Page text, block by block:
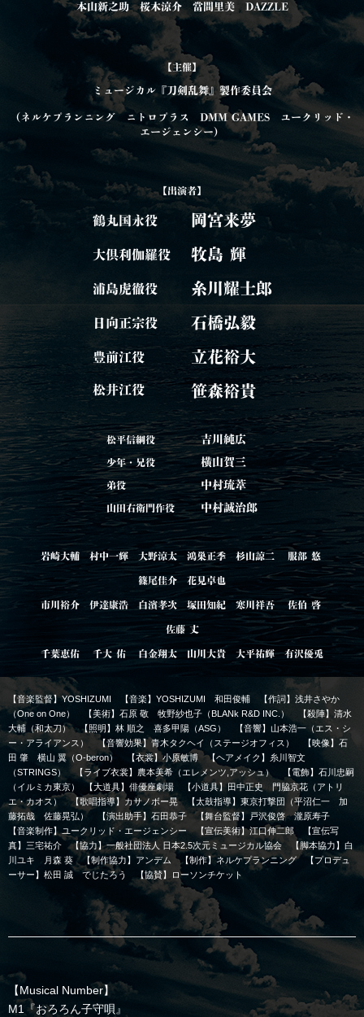
本山新之助 桜木涼介 當間里美 DAZZLE
【主催】
ミュージカル『刀剣乱舞』製作委員会
（ネルケプランニング ニトロプラス DMM GAMES ユークリッド・
エージェンシー）
【出演者】
鶴丸国永役 岡宮来夢
大倶利伽羅役 牧島 輝
浦島虎徹役 糸川耀士郎
日向正宗役 石橋弘毅
豊前江役 立花裕大
松井江役 笹森裕貴
松平信綱役 吉川純広
少年・兄役 横山賀三
弟役 中村琉葦
山田右衛門作役 中村誠治郎
岩崎大輔 村中一輝 大野涼太 鴻巣正季 杉山諒二 服部 悠
篠尾佳介 花見卓也
市川裕介 伊達康浩 白濱孝次 塚田知紀 寒川祥吾 佐伯 啓
佐藤 丈
千葉恵佑 千大 佑 白金翔太 山川大貴 大平祐輝 有沢優兎
【音楽監督】YOSHIZUMI 【音楽】YOSHIZUMI 和田俊輔 【作詞】浅井さやか
（One on One） 【美術】石原 敬 牧野紗也子（BLANk R&D INC.） 【殺陣】清水
大輔（和太刀） 【照明】林 順之 喜多甲陽（ASG） 【音響】山本浩一（エス・シ
ー・アライアンス） 【音響効果】青木タクヘイ（ステージオフィス） 【映像】石
田 肇 横山 翼（O-beron） 【衣裳】小原敏博 【ヘアメイク】糸川智文
（STRINGS） 【ライブ衣裳】農本美希（エレメンツ,アッシュ） 【電飾】石川忠嗣
（イルミカ東京） 【大道具】俳優座劇場 【小道具】田中正史 門脇京花（アトリ
エ・カオス） 【歌唱指導】カサノボー晃 【太鼓指導】東京打撃団（平沼仁一 加
藤拓哉 佐藤晃弘） 【演出助手】石田恭子 【舞台監督】戸沢俊啓 瀧原寿子
【音楽制作】ユークリッド・エージェンシー 【宣伝美術】江口伸二郎 【宣伝写
真】三宅祐介 【協力】一般社団法人 日本2.5次元ミュージカル協会 【脚本協力】白
川ユキ 月森 葵 【制作協力】アンデム 【制作】ネルケプランニング 【プロデュ
ーサー】松田 誠 でじたろう 【協賛】ローソンチケット
【Musical Number】
M1『おろろん子守唄』